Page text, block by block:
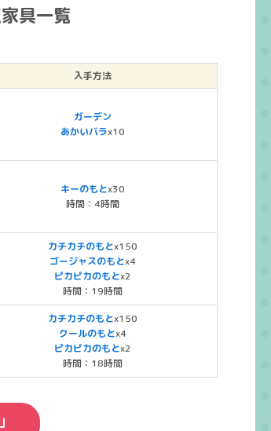
具一覧
入手方法
ガーデン
あかいバラx10
キーのもとx30
時間：4時間
カチカチのもとx150
ゴージャスのもとx4
ピカピカのもとx2
時間：19時間
カチカチのもとx150
クールのもとx4
ピカピカのもとx2
時間：18時間